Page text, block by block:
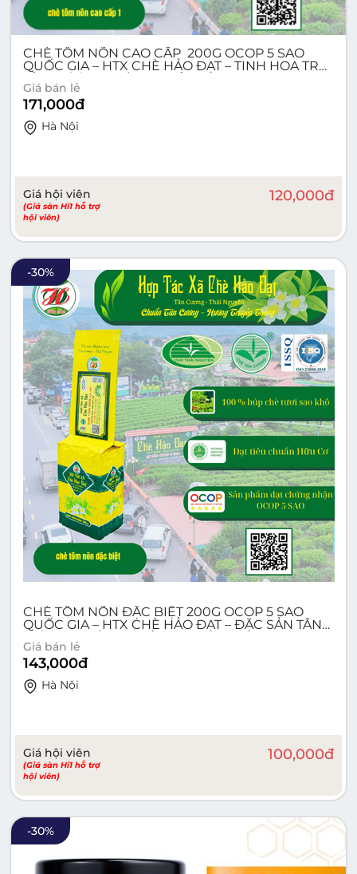
CHÈ TÔM NÕN CAO CẤP 200G OCOP 5 SAO
QUỐC GIA – HTX CHÈ HẢO ĐẠT – TINH HOA TRÀ
Giá bán lẻ
171,000đ
Hà Nội
Giá hội viên
(Giá sàn Hi1 hỗ trợ
hội viên)
120,000đ
-30%
CHÈ TÔM NÕN ĐẶC BIỆT 200G OCOP 5 SAO
QUỐC GIA – HTX CHÈ HẢO ĐẠT – ĐẶC SẢN TÂN
Giá bán lẻ
143,000đ
Hà Nội
Giá hội viên
(Giá sàn Hi1 hỗ trợ
hội viên)
100,000đ
-30%